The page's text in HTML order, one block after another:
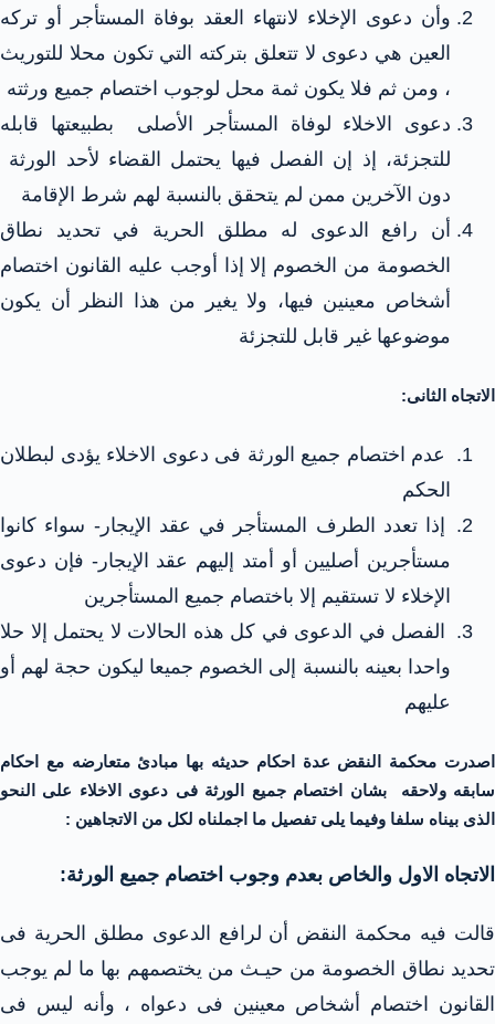
وأن دعوى الإخلاء لانتهاء العقد بوفاة المستأجر أو تركه
العين هي دعوى لا تتعلق بتركته التي تكون محلا للتوريث
، ومن ثم فلا يكون ثمة محل لوجوب اختصام جميع ورثته
دعوى الاخلاء لوفاة المستأجر الأصلى بطبيعتها قابله
للتجزئة، إذ إن الفصل فيها يحتمل القضاء لأحد الورثة
دون الآخرين ممن لم يتحقق بالنسبة لهم شرط الإقامة
أن رافع الدعوى له مطلق الحرية في تحديد نطاق
الخصومة من الخصوم إلا إذا أوجب عليه القانون اختصام
أشخاص معينين فيها، ولا يغير من هذا النظر أن يكون
موضوعها غير قابل للتجزئة
الاتجاه الثانى:
عدم اختصام جميع الورثة فى دعوى الاخلاء يؤدى لبطلان
الحكم
إذا تعدد الطرف المستأجر في عقد الإيجار- سواء كانوا
مستأجرين أصليين أو أمتد إليهم عقد الإيجار- فإن دعوى
الإخلاء لا تستقيم إلا باختصام جميع المستأجرين
الفصل في الدعوى في كل هذه الحالات لا يحتمل إلا حلا
واحدا بعينه بالنسبة إلى الخصوم جميعا ليكون حجة لهم أو
عليهم
اصدرت محكمة النقض عدة احكام حديثه بها مبادئ متعارضه مع احكام
سابقه ولاحقه بشان اختصام جميع الورثة فى دعوى الاخلاء على النحو
الذى بيناه سلفا وفيما يلى تفصيل ما اجملناه لكل من الاتجاهين :
الاتجاه الاول والخاص بعدم وجوب اختصام جميع الورثة:
قالت فيه محكمة النقض أن لرافع الدعوى مطلق الحرية فى
تحديد نطاق الخصومة من حيـث من يختصمهم بها ما لم يوجب
القانون اختصام أشخاص معينين فى دعواه ، وأنه ليس فى